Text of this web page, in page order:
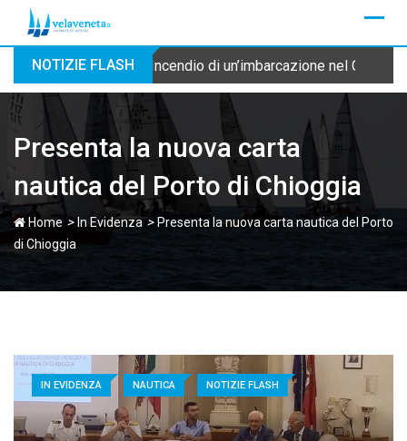
NOTIZIE FLASH Incendio di un’imbarcazione nel Canale
Presenta la nuova carta
nautica del Porto di Chioggia
Home > In Evidenza> Presenta la nuova carta nautica del Porto
di Chioggia
IN EVIDENZA NAUTICA NOTIZIE FLASH